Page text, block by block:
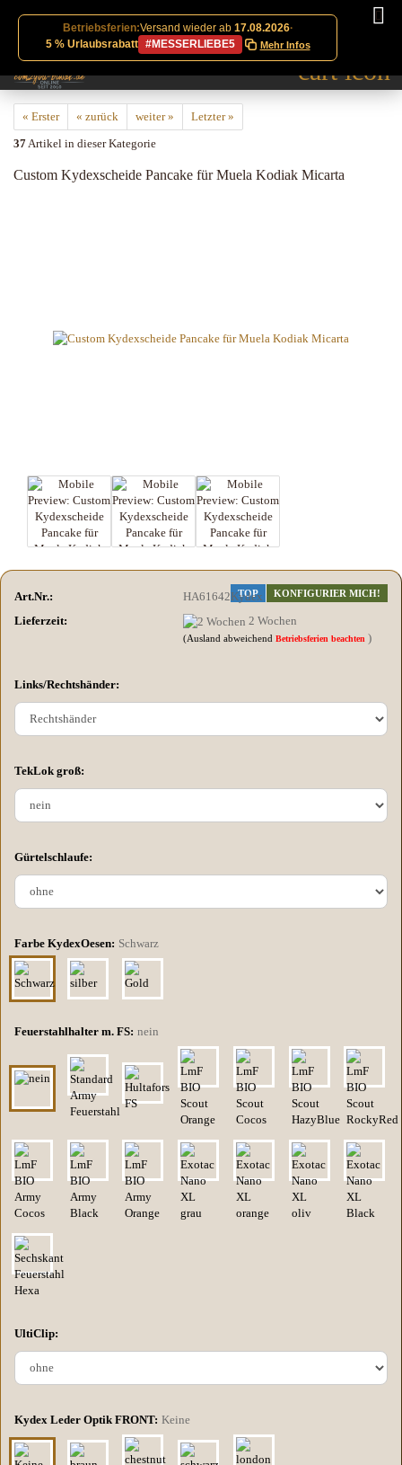
Betriebsferien:Versand wieder ab 17.08.2026·
5 % Urlaubsrabatt
#MESSERLIEBE5 Mehr Infos
« Erster « zurück weiter »
Letzter »
37Artikel in dieser Kategorie
Custom Kydexscheide Pancake für Muela Kodiak Micarta
TOP KONFIGURIER MICH!
Art.Nr.:
HA61642Kydex
Lieferzeit:
2 Wochen
(Ausland abweichendBetriebsferien beachten )
Links/Rechtshänder:
TekLok groß:
Gürtelschlaufe:
Farbe KydexOesen: Schwarz
Feuerstahlhalter m. FS: nein
UltiClip:
Kydex Leder Optik FRONT: Keine